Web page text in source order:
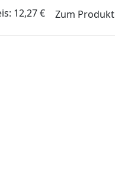
12,27€ Zum Produkt